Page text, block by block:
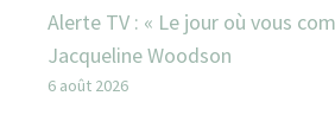
Alerte TV : « Le jour où vous
Jacqueline Woodson
6 août 2026